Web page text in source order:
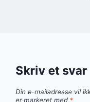
Skriv et svar
Din e-mailadresse vil
er markeret med *